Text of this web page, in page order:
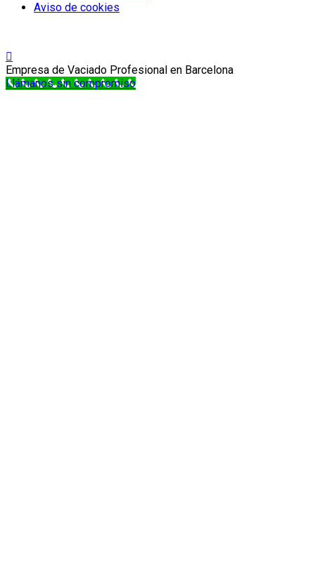
Aviso de cookies
Empresa de Vaciado Profesional en Barcelona
Llámanos sin compromiso